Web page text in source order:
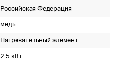
Российская Федерация
медь
Нагревательный элемент
2.5 кВт